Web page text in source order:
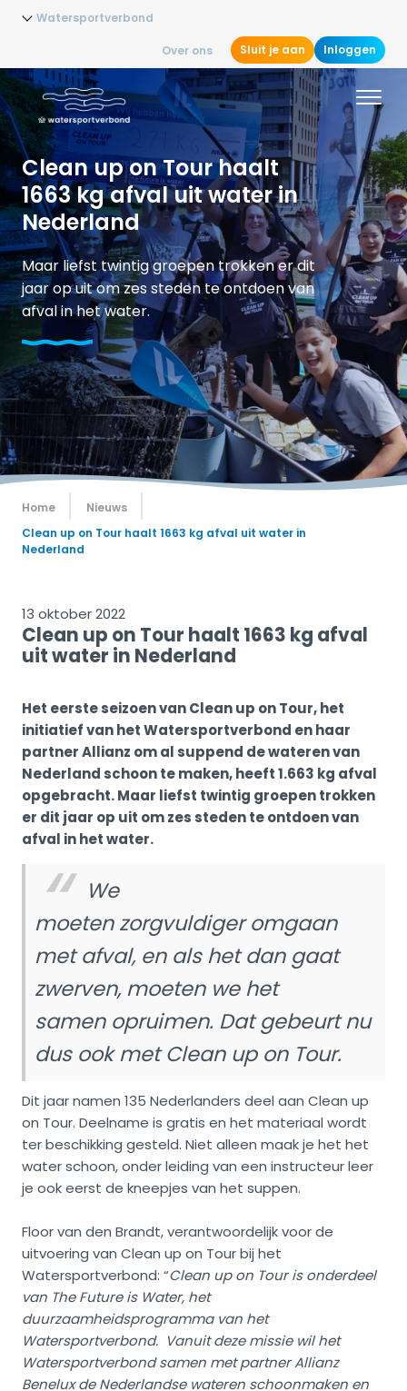
Watersportverbond
Over ons Sluit je aan Inloggen
Clean up on Tour haalt
1663 kg afval uit water in
Nederland
Maar liefst twintig groepen trokken er dit
jaar op uit om zes steden te ontdoen van
afval in het water.
Home
Nieuws
Clean up on Tour haalt 1663 kg afval uit water in
Nederland
13 oktober 2022
Clean up on Tour haalt 1663 kg afval
uit water in Nederland
Het eerste seizoen van Clean up on Tour, het
initiatief van het Watersportverbond en haar
partner Allianz om al suppend de wateren van
Nederland schoon te maken, heeft 1.663 kg afval
opgebracht. Maar liefst twintig groepen trokken
er dit jaar op uit om zes steden te ontdoen van
afval in het water.
We
moeten zorgvuldiger omgaan
met afval, en als het dan gaat
zwerven, moeten we het
samen opruimen. Dat gebeurt nu
dus ook met Clean up on Tour.
Dit jaar namen 135 Nederlanders deel aan Clean up
on Tour. Deelname is gratis en het materiaal wordt
ter beschikking gesteld. Niet alleen maak je het het
water schoon, onder leiding van een instructeur leer
je ook eerst de kneepjes van het suppen.
Floor van den Brandt, verantwoordelijk voor de
uitvoering van Clean up on Tour bij het
Watersportverbond: “Clean up on Tour is onderdeel
van The Future is Water, het
duurzaamheidsprogramma van het
Watersportverbond. Vanuit deze missie wil het
Watersportverbond samen met partner Allianz
Benelux de Nederlandse wateren schoonmaken en